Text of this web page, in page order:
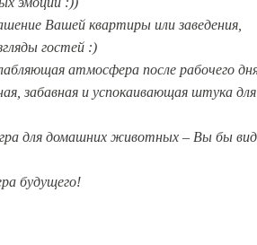
Вашей квартиры или заведения,
гостей :)
атмосфера после рабочего
забавная и успокаивающая штука
для домашних животных – Вы бы
будущего!